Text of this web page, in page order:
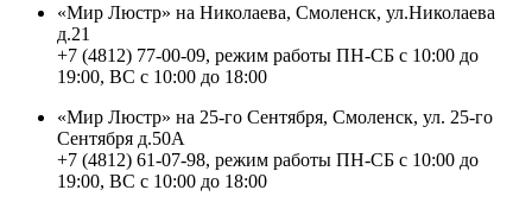
«Мир Люстр» на Николаева, Смоленск, ул.Николаева
д.21
+7 (4812) 77-00-09, режим работы ПН-СБ с 10:00 до
19:00, ВС с 10:00 до 18:00
«Мир Люстр» на 25-го Сентября, Смоленск, ул. 25-го
Сентября д.50А
+7 (4812) 61-07-98, режим работы ПН-СБ с 10:00 до
19:00, ВС с 10:00 до 18:00